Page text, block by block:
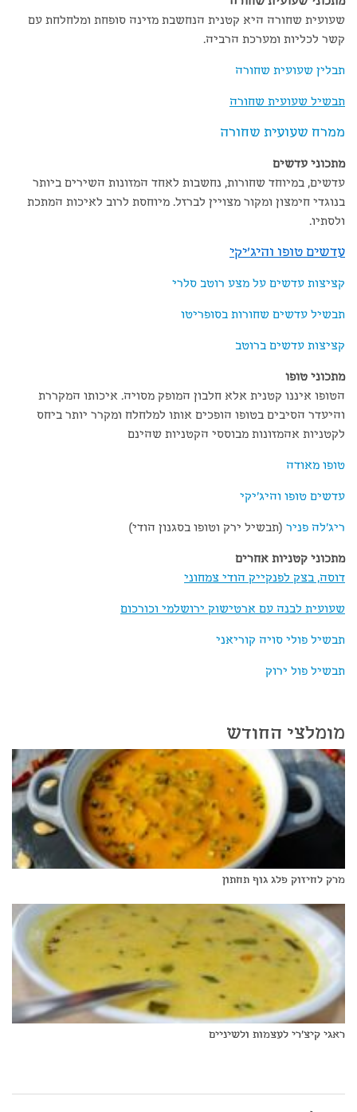
שעועית שחורה היא קטנית הנחשבת מזינה סופחת ומלחלחת עם
קשר לכליות ומערכת הרביה.
תבלין שעועית שחורה
תבשיל שעועית שחורה
ממרח שעועית שחורה
מתכוני עדשים
עדשים, במיוחד שחורות, נחשבות לאחד המזונות השירים ביותר
בנוגדי חימצון ומקור מצויין לברזל. מיוחסת לרוב לאיכות המתכת
ולסתיו.
עדשים טופו והיג'יקי
קציצות עדשים על מצע רוטב סלרי
תבשיל עדשים שחורות בסופריטו
קציצות עדשים ברוטב
מתכוני טופו
הטופו איננו קטנית אלא חלבון המופק מסויה. איכותו המקררת
והיעדר הסיבים בטופו הופכים אותו למלחלח ומקרר יותר ביחס
לקטניות אהמזונות מבוססי הקטניות שהינם
טופו מאודה
עדשים טופו והיג'יקי
ריג'לה פניר (תבשיל ירק וטופו בסגנון הודי)
מתכוני קטניות אחרים
דוסה, בצק לפנקייק הודי צמחוני
שעועית לבנה עם ארטישוק ירושלמי וכורכום
תבשיל פולי סויה קוריאני
תבשיל פול ירוק
מומלצי החודש
מרק לחיזוק פלג גוף תחתון
ראגי קיצ'רי לעצמות ולשיניים